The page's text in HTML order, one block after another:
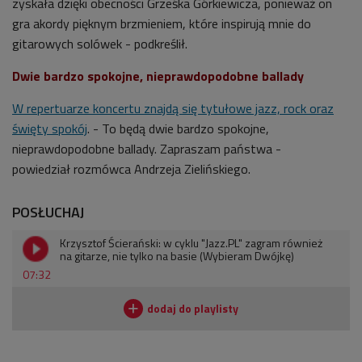
gra akordy pięknym brzmieniem, które inspirują mnie do
gitarowych solówek - podkreślił.
Dwie bardzo spokojne, nieprawdopodobne ballady
W repertuarze koncertu znajdą się tytułowe jazz, rock oraz
święty spokój. - To będą dwie bardzo spokojne,
nieprawdopodobne ballady. Zapraszam państwa -
powiedział rozmówca Andrzeja Zielińskiego.
POSŁUCHAJ
07:32
Krzysztof Ścierański: w cyklu "Jazz.PL" zagram również
na gitarze, nie tylko na basie (Wybieram Dwójkę)